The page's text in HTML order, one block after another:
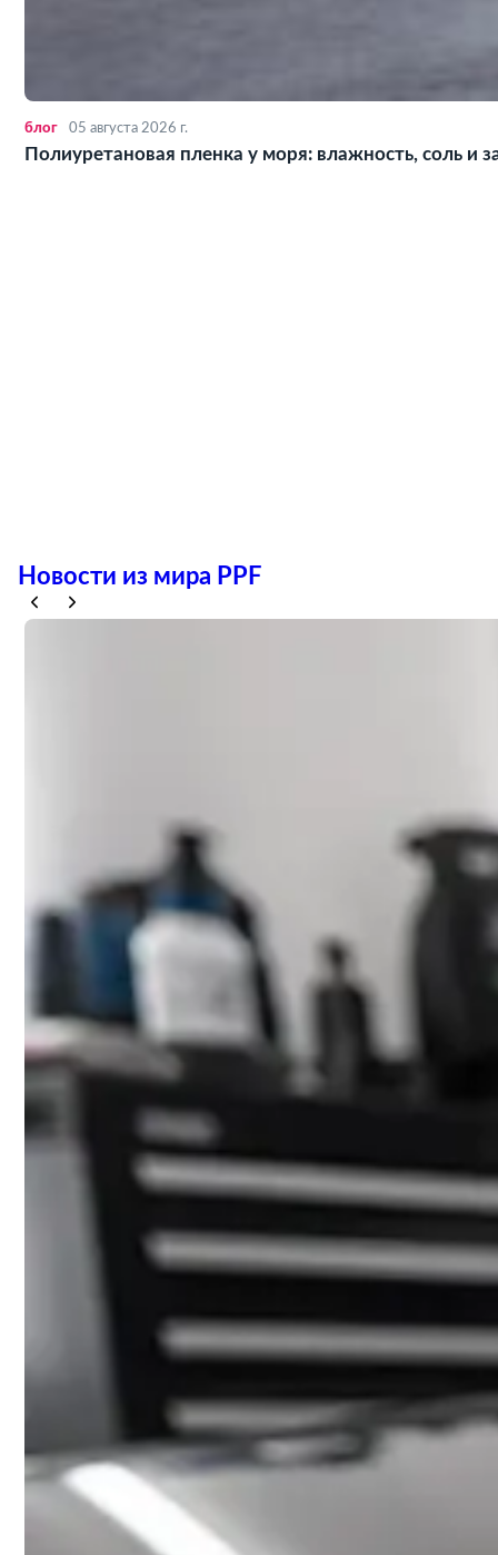
ло 05 августа 2026 г.
Полиуретановая пленка у моря: влажность, соль и
Новости из мира PPF